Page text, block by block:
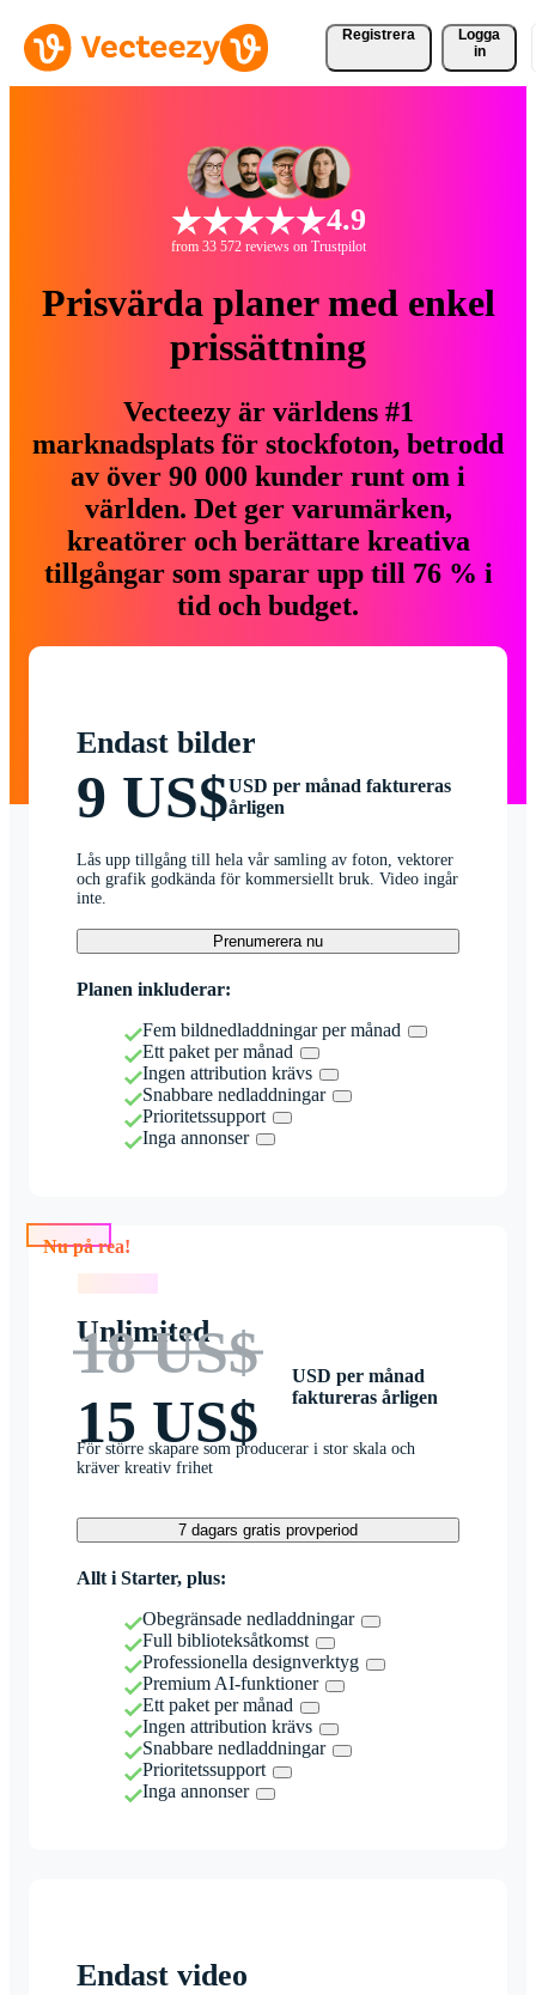
Registrera
Logga
in
4.9
from 33 572 reviews on Trustpilot
Prisvärda planer med enkel
prissättning
Vecteezy är världens #1
marknadsplats för stockfoton, betrodd
av över 90 000 kunder runt om i
världen. Det ger varumärken,
kreatörer och berättare kreativa
tillgångar som sparar upp till 76 % i
tid och budget.
Endast bilder
9 US$USD per månad faktureras
årligen
Lås upp tillgång till hela vår samling av foton, vektorer
och grafik godkända för kommersiellt bruk. Video ingår
inte.
Prenumerera nu
Planen inkluderar:
Fem bildnedladdningar per månad
Ett paket per månad
Ingen attribution krävs
Snabbare nedladdningar
Prioritetssupport
Inga annonser
Nu på rea!
Unlimited
18 US$
15 US$
USD per månad
faktureras årligen
För större skapare som producerar i stor skala och
kräver kreativ frihet
7 dagars gratis provperiod
Allt i Starter, plus:
Obegränsade nedladdningar
Full biblioteksåtkomst
Professionella designverktyg
Premium AI-funktioner
Ett paket per månad
Ingen attribution krävs
Snabbare nedladdningar
Prioritetssupport
Inga annonser
Endast video